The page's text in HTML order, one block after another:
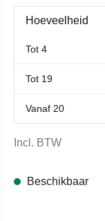
Hoeveelheid
Tot 4
Tot 19
Vanaf 20
Incl. BTW
Beschikbaar